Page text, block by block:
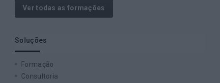
Ver todas as formações
Soluções
Formação
Consultoria